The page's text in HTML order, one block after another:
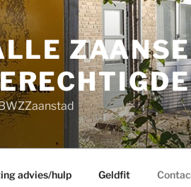
ZAANSE
advies/hulp Geldfit